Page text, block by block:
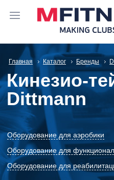
Главная Каталог Бренды
Кинезио-
Dittmann
Оборудование для аэробики
Оборудование для
Оборудование для